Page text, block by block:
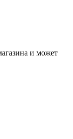
и может